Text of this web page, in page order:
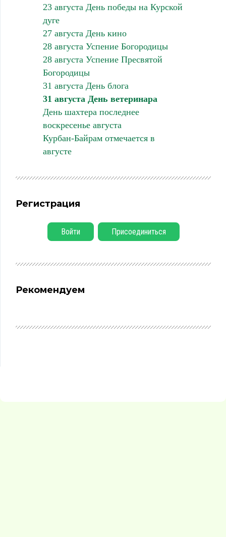
23 августа День победы на Курской
дуге
27 августа День кино
28 августа Успение Богородицы
28 августа Успение Пресвятой
Богородицы
31 августа День блога
31 августа День ветеринара
День шахтера последнее
воскресенье августа
Курбан-Байрам отмечается в
августе
Регистрация
Войти Присоединиться
Рекомендуем